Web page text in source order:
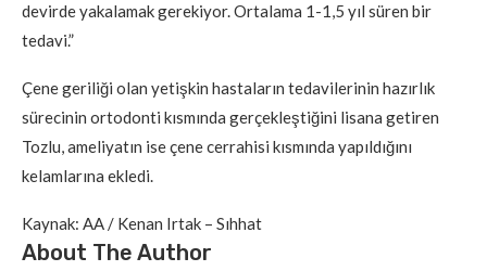
devirde yakalamak gerekiyor. Ortalama 1-1,5 yıl süren bir
tedavi.”
Çene geriliği olan yetişkin hastaların tedavilerinin hazırlık
sürecinin ortodonti kısmında gerçekleştiğini lisana getiren
Tozlu, ameliyatın ise çene cerrahisi kısmında yapıldığını
kelamlarına ekledi.
Kaynak: AA / Kenan Irtak – Sıhhat
About The Author